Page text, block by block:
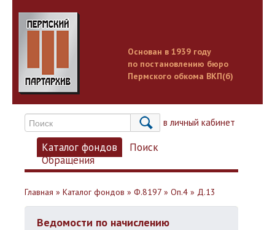
Основан в 1939 году
по постановлению бюро
Пермского обкома ВКП(б)
Вход в личный кабинет
Каталог фондов
Поиск
Обращения
Главная » Каталог фондов » Ф.8197 » Оп.4 » Д.13
Ведомости по начислению